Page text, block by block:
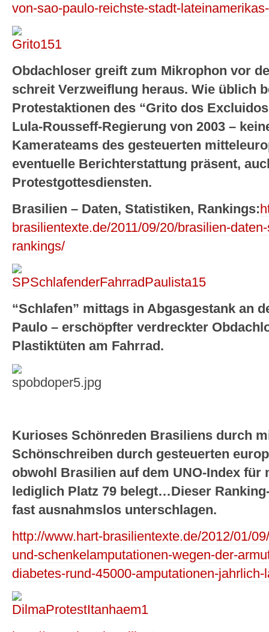
von-sao-paulo-reichste-stadt-
Obdachloser greift zum Mikrophon vor
schreit Verzweiflung heraus. Wie üblich
Protestaktionen des “Grito dos
Lula-Rousseff-Regierung von 2003 –
Kamerateams des gesteuerten
eventuelle Berichterstattung präsent,
Protestgottesdiensten.
Brasilien – Daten, Statistiken, Rankings:
brasilientexte.de/2011/09/20/brasilien-
rankings/
“Schlafen” mittags in Abgasgestank an
Paulo – erschöpfter verdreckter
Plastiktüten am Fahrrad.
Kurioses Schönreden Brasiliens durch
Schönschreiben durch gesteuerten
obwohl Brasilien auf dem UNO-Index
lediglich Platz 79 belegt…Dieser
fast ausnahmslos unterschlagen.
http://www.hart-brasilientexte.de/2012/01/
und-schenkelamputationen-wegen-der-
diabetes-rund-45000-amputationen-